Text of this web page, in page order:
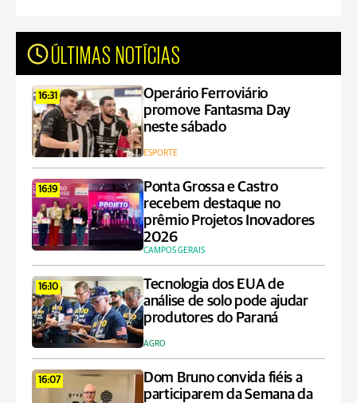
ÚLTIMAS NOTÍCIAS
16:31
Operário Ferroviário
promove Fantasma Day
neste sábado
ESPORTE
16:19
Ponta Grossa e Castro
recebem destaque no
prêmio Projetos Inovadores
2026
CAMPOS GERAIS
16:10
Tecnologia dos EUA de
análise de solo pode ajudar
produtores do Paraná
AGRO
16:07
Dom Bruno convida fiéis a
participarem da Semana da